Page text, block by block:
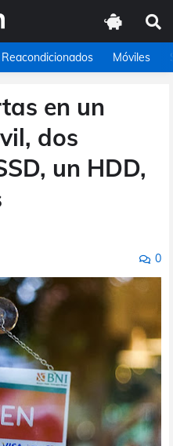
Reacondicionados Móviles
en un
dos
un HDD,
0